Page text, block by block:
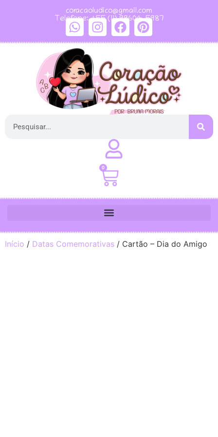
coracaoludico@gmail.com
Telefone: +55 (11) 99604-5987
0
Início / Datas Comemorativas / Cartão – Dia do Amigo